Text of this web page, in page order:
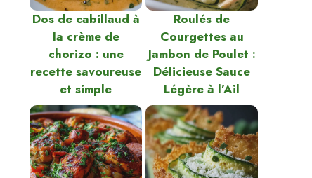
Dos de cabillaud à
la crème de
chorizo : une
recette savoureuse
et simple
Roulés de
Courgettes au
Jambon de Poulet :
Délicieuse Sauce
Légère à l’Ail